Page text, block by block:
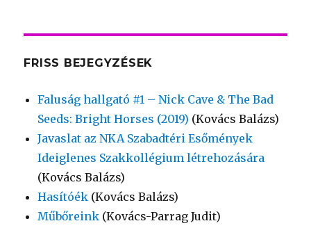
FRISS BEJEGYZÉSEK
Faluság hallgató #1 – Nick Cave & The Bad
Seeds: Bright Horses (2019) (Kovács Balázs)
Javaslat az NKA Szabadtéri Esőmények
Ideiglenes Szakkollégium létrehozására
(Kovács Balázs)
Hasítóék (Kovács Balázs)
Műbőreink (Kovács-Parrag Judit)